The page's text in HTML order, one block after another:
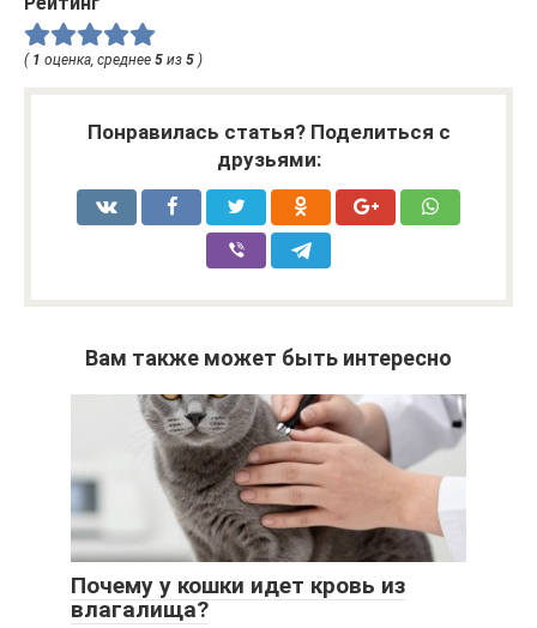
( 1 оценка, среднее 5 из 5 )
Понравилась статья? Поделиться с
друзьями:
Вам также может быть интересно
Почему у кошки идет кровь из
влагалища?